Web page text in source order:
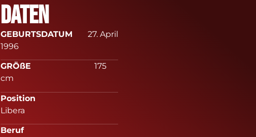
Daten
GEBURTSDATUM 27. April
1996
GRÖßE 175
cm
Position
Libera
Beruf